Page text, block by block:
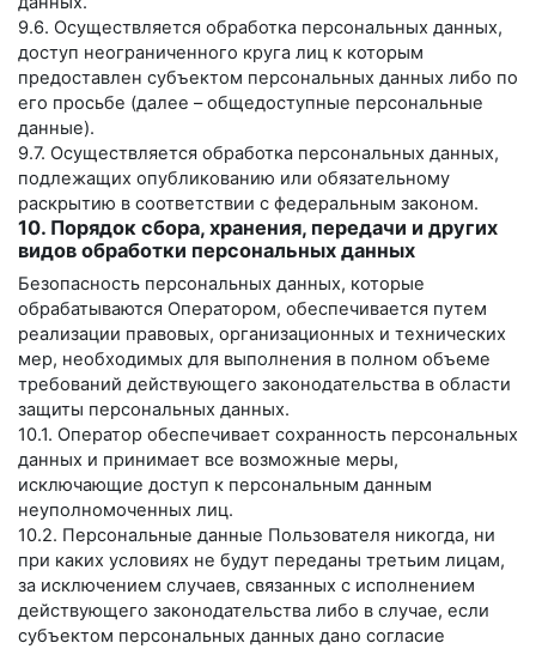
9.6. Осуществляется обработка персональных данных,
доступ неограниченного круга лиц к которым
предоставлен субъектом персональных данных либо по
его просьбе (далее – общедоступные персональные
данные).
9.7. Осуществляется обработка персональных данных,
подлежащих опубликованию или обязательному
раскрытию в соответствии с федеральным законом.
10. Порядок сбора, хранения, передачи и других
видов обработки персональных данных
Безопасность персональных данных, которые
обрабатываются Оператором, обеспечивается путем
реализации правовых, организационных и технических
мер, необходимых для выполнения в полном объеме
требований действующего законодательства в области
защиты персональных данных.
10.1. Оператор обеспечивает сохранность персональных
данных и принимает все возможные меры,
исключающие доступ к персональным данным
неуполномоченных лиц.
10.2. Персональные данные Пользователя никогда, ни
при каких условиях не будут переданы третьим лицам,
за исключением случаев, связанных с исполнением
действующего законодательства либо в случае, если
субъектом персональных данных дано согласие